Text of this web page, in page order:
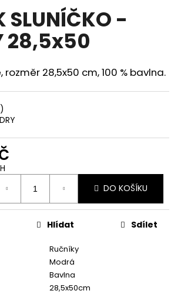
SLUNÍČKO -
28,5x50
28,5x50 cm, 100 % bavlna.
DO KOŠÍKU
Ručníky
Modrá
Bavlna
28,5x50cm
Hlídat Sdílet
HLEDAT